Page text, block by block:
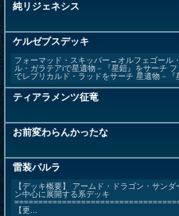
純リジェネシス
ケルゼブスデッキ
フォーマッド・スキッパー→オルフェゴール
ル・ガラテアiで星遺物－『星鎧』をサーチ
でレプリカルド・ラッドをサーチ 星遺物－『
ティアラメンツ征竜
お前変わらんかったな
雷装パルラ
【デッキ概要】 アームド・ドラゴン・サン
ン中心に展開する系デッキ
【更...